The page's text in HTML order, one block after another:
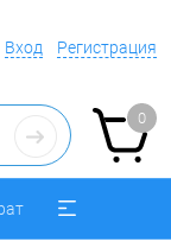
Вход Регистрация
0